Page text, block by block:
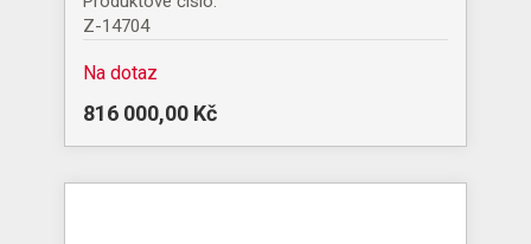
Z-14704
Na dotaz
816 000,00 Kč